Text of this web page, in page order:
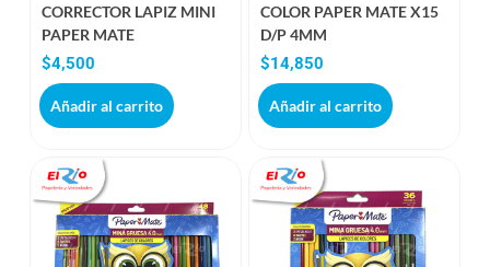
CORRECTOR LAPIZ MINI
PAPER MATE
$4,500
Añadir al carrito
COLOR PAPER MATE X15
D/P 4MM
$14,850
Añadir al carrito